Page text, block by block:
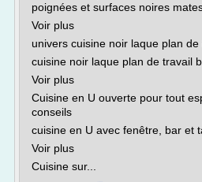
poignées et surfaces noires
Voir plus
univers cuisine noir laque plan
cuisine noir laque plan de travail
Voir plus
Cuisine en U ouverte pour tout
conseils
cuisine en U avec fenêtre, bar et
Voir plus
Cuisine sur...